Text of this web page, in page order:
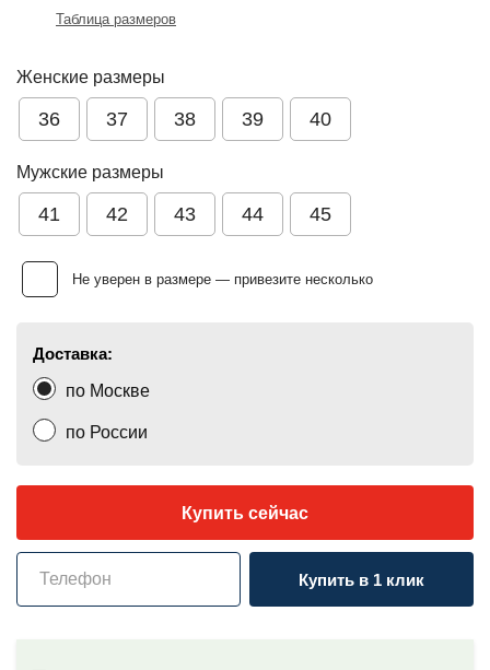
Таблица размеров
Женские размеры
36 37 38 39 40
Мужские размеры
41 42 43 44 45
Не уверен в размере — привезите несколько
Доставка:
по Москве
по России
Купить сейчас
Купить в 1 клик